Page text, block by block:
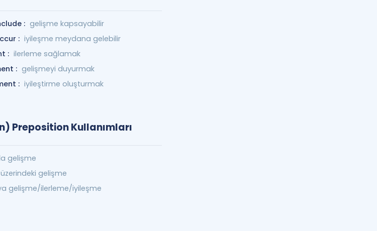
: gelişme kapsayabilir
: iyileşme meydana gelebilir
: ilerleme sağlamak
: gelişmeyi duyurmak
: iyileştirme oluşturmak
Preposition Kullanımları
gelişme
üzerindeki gelişme
gelişme/ilerleme/iyileşme